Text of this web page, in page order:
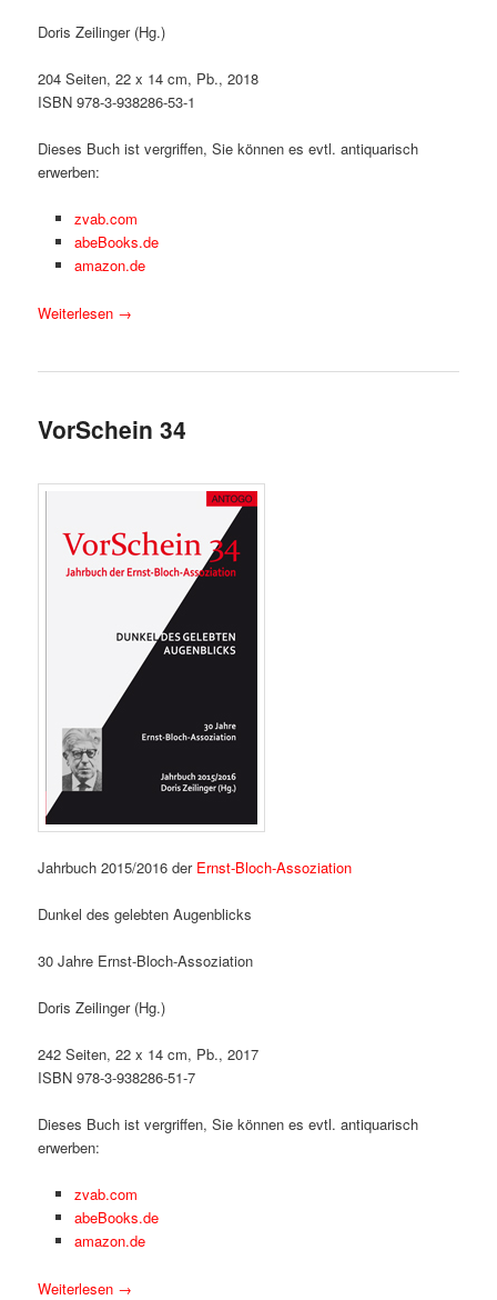
Doris Zeilinger (Hg.)
204 Seiten, 22 x 14 cm, Pb., 2018
ISBN 978-3-938286-53-1
Dieses Buch ist vergriffen, Sie können es evtl. antiquarisch
erwerben:
zvab.com
abeBooks.de
amazon.de
Weiterlesen →
VorSchein 34
Jahrbuch 2015/2016 der Ernst-Bloch-Assoziation
Dunkel des gelebten Augenblicks
30 Jahre Ernst-Bloch-Assoziation
Doris Zeilinger (Hg.)
242 Seiten, 22 x 14 cm, Pb., 2017
ISBN 978-3-938286-51-7
Dieses Buch ist vergriffen, Sie können es evtl. antiquarisch
erwerben:
zvab.com
abeBooks.de
amazon.de
Weiterlesen →